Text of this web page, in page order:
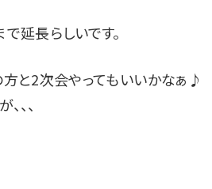
延長らしいです。
と2次会やってもいいかなぁ♪
、、